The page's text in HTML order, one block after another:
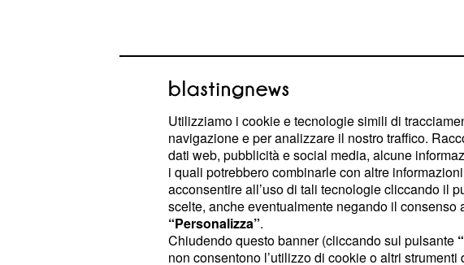
L'incontro svoltosi a Cuneo rappresenta un
cruciale all'interno del calendario di appuntamenti
questo ambizioso progetto. La Film Commission
Piemonte ha già toccato con successo altre
regione, consolidando la propria presenza e il
d'azione. La finalità ultima è quella di mettere in
Utilizziamo i cookie e tecnologie simili di
navigazione e per analizzare il nostro traffico.
dati web, pubblicità e social media, alcune
i quali potrebbero combinarle con altre
acconsentire all’uso di tali tecnologie cliccando il
scelte, anche eventualmente negando il
“Personalizza”.
Chiudendo questo banner (cliccando sul pulsante
non consentono l’utilizzo di cookie o altri